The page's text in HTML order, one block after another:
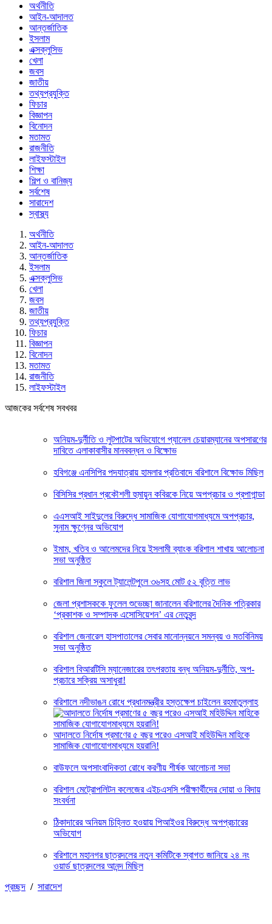
অর্থনীতি
আইন-আদালত
আন্তর্জাতিক
ইসলাম
এক্সক্লুসিভ
খেলা
জবস
জাতীয়
তথ্যপ্রযুক্তি
ফিচার
বিজ্ঞাপন
বিনোদন
মতামত
রাজনীতি
লাইফস্টাইল
শিক্ষা
শিল্প ও বানিজ্য
সর্বশেষ
সারাদেশ
স্বাস্থ্য
অর্থনীতি
আইন-আদালত
আন্তর্জাতিক
ইসলাম
এক্সক্লুসিভ
খেলা
জবস
জাতীয়
তথ্যপ্রযুক্তি
ফিচার
বিজ্ঞাপন
বিনোদন
মতামত
রাজনীতি
লাইফস্টাইল
আজকের সর্বশেষ সবখবর
অনিয়ম-দুর্নীতি ও লুটপাটের অভিযোগে প্যানেল চেয়ারম্যানের অপসারণের
দাবিতে এলাকাবাসীর মানববন্ধন ও বিক্ষোভ
হবিগঞ্জে এনসিপির পদযাত্রায় হামলার প্রতিবাদে বরিশালে বিক্ষোভ মিছিল
বিসিসির প্রধান প্রকৌশলী হুমায়ুন কবিরকে নিয়ে অপপ্রচার ও প্রপাগান্ডা
এএসআই সাইদুলের বিরুদ্ধে সামাজিক যোগাযোগমাধ্যমে অপপ্রচার,
সুনাম ক্ষুণ্নের অভিযোগ
ইমাম, খতিব ও আলেমদের নিয়ে ইসলামী ব্যাংক বরিশাল শাখায় আলোচনা
সভা অনুষ্ঠিত
বরিশাল জিলা স্কুলে ট্যালেন্টপুলে ৩৬সহ মোট ৫২ বৃত্তি লাভ
জেলা প্রশাসককে ফুলেল শুভেচ্ছা জানালেন বরিশালের দৈনিক পত্রিকার
‘প্রকাশক ও সম্পাদক এসোসিয়েশন’ এর নেতৃবৃন্দ
বরিশাল জেনারেল হাসপাতালের সেবার মানোন্নয়নে সমন্বয় ও মতবিনিময়
সভা অনুষ্ঠিত
বরিশাল বিআরটিসি ম্যানেজারের তৎপরতায় বন্ধ অনিয়ম-দুর্নীতি, অপ-
প্রচারে সক্রিয় অসাধুরা!
বরিশালে নদীভাঙন রোধে প্রধানমন্ত্রীর হস্তক্ষেপ চাইলেন রহমাতুল্লাহ
আদালতে নির্দোষ প্রমাণের ৫ বছর পরেও এসআই মহিউদ্দিন মাহিকে
সামাজিক যোগাযোগমাধ্যমে হয়রানি!
বাউফলে অপসাংবাদিকতা রোধে করণীয় শীর্ষক আলোচনা সভা
বরিশাল মেট্রোপলিটন কলেজের এইচএসসি পরীক্ষার্থীদের দোয়া ও বিদায়
সংবর্ধনা
ঠিকাদারের অনিয়ম চিহ্নিত হওয়ায় পিআইওর বিরুদ্ধে অপপ্রচারের
অভিযোগ
বরিশালে মহানগর ছাত্রদলের নতুন কমিটিকে স্বাগত জানিয়ে ২৪ নং
ওয়ার্ড ছাত্রদলের আনন্দ মিছিল
প্রচ্ছদ / সারাদেশ